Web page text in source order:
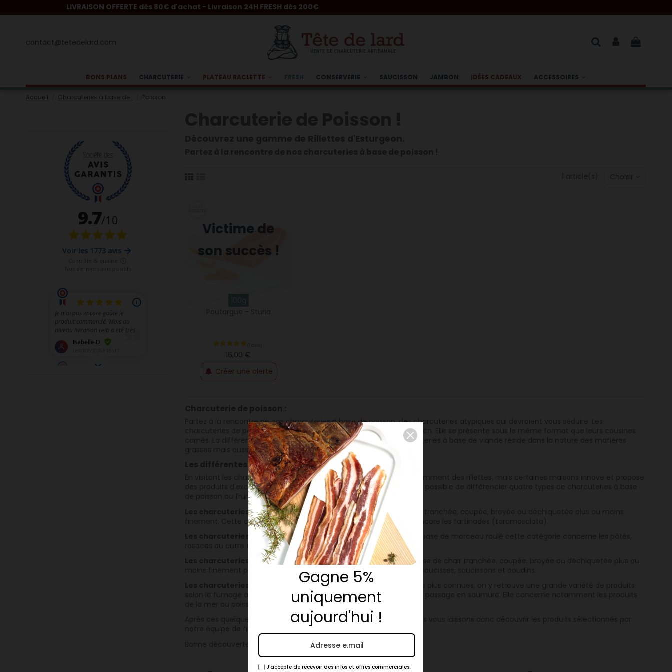
LIVRAISON OFFERTE dès 80€ d'achat - Livraison 24H FRESH dès 200€
contact@tetedelard.com
BONS PLANS CHARCUTERIE PLATEAU RACLETTE CONSERVERIE SAUCISSON JAMBON IDÉES CADEAUX ACCESSOIRES
Accueil Charcuteries à base de.. Poisson
Victime de
son succès !
(1 avis)
16,00 €
Créer une alerte
Partez à la rencontre de nos charcuteries à base de poisson, des charcuteries atypiques qui devraient vous séduire. Les
charcuteries de poisson ou charcuteries de fruits de mer existent bien. Elle se présente sous le même format que leurs cousines
carnés. La différence entre les charcuteries de la mer et les charcuteries à base de viande réside dans la nature des matières
grasses mais aussi dans les propriétés liantes de leurs protéines.
Les différentes charcuterie de la mer :
En visitant les charcuteries de poisson, vous trouverez le plus fréquemment des rillettes, mais certaines maisons innove et propose
des produits d'exception sous différents formats. C'est ainsi qu'il est possible de différencier quatre types de charcuteries à base
de poisson ou fruit de mer :
Les charcuteries de poisson à tartiner :fabriqué à base de chair tranchée, coupée, broyée ou déchiquetée plus ou moins
finement. Cette catégorie comprend les mousses, les rillettes ou encore les tartinades (taramosalata).
Les charcuteries de poisson à trancher :souvent composées à base de morceau roulé cette catégorie concerne les pâtés,
rosaces ou autre terrines.
Les charcuteries de poisson à cuire ou précuites :fabriqué à base de chair tranchée, coupée, broyée ou déchiquetée plus ou
moins finement puis mise en boyau. Cette catégorie concerne les saucisses, saucissons et boudins.
Les charcuteries de poisson fumé :cette catégorie reste une des plus connues, on y retrouve une grande variété de produits
selon le fumage à froid ou à chaud. Avec possibilité de salage ou de passage en saumure. Elle concerne notamment les produits
de la mer ou poissons gras et semi-gras.
Après ces quelques explications sur les charcuteries de poisson, nous vous laissons donc découvrir les produits sélectionnés par
Gagne 5%
uniquement
aujourd'hui !
J'accepte de recevoir des infos et offres commerciales.